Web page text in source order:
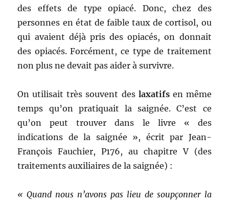
des effets de type opiacé. Donc, chez des
personnes en état de faible taux de cortisol, ou
qui avaient déjà pris des opiacés, on donnait
des opiacés. Forcément, ce type de traitement
non plus ne devait pas aider à survivre.
On utilisait très souvent des laxatifsen même
temps qu’on pratiquait la saignée. C’est ce
qu’on peut trouver dans le livre « des
indications de la saignée », écrit par Jean-
François Fauchier, P176, au chapitre V (des
traitements auxiliaires de la saignée) :
« Quand nous n’avons pas lieu de soupçonner la